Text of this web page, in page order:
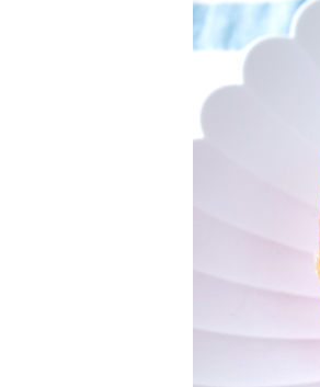
ふりかけ